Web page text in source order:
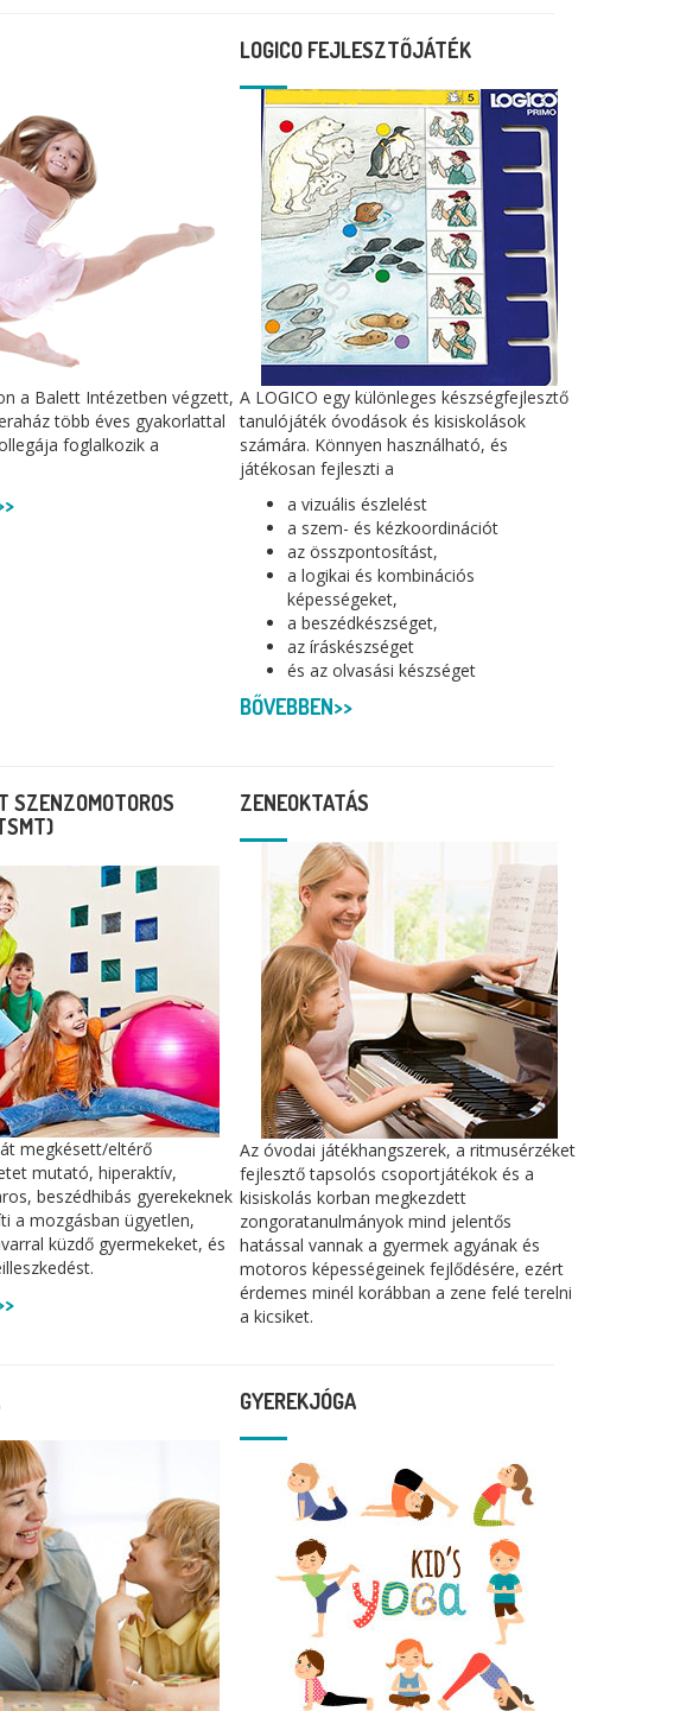
a Balett Intézetben végzett,
több éves gyakorlattal
foglalkozik a
LOGICO FEJLESZTŐJÁTÉK
A LOGICO egy különleges készségfejlesztő
tanulójáték óvodások és kisiskolások
számára. Könnyen használható, és
játékosan fejleszti a
a vizuális észlelést
a szem- és kézkoordinációt
az összpontosítást,
a logikai és kombinációs
képességeket,
a beszédkészséget,
az íráskészséget
és az olvasási készséget
BŐVEBBEN>>
SZENZOMOTOROS
megkésett/eltérő
mutató, hiperaktív,
beszédhibás gyerekeknek
a mozgásban ügyetlen,
küzdő gyermekeket, és
ZENEOKTATÁS
Az óvodai játékhangszerek, a ritmusérzéket
fejlesztő tapsolós csoportjátékok és a
kisiskolás korban megkezdett
zongoratanulmányok mind jelentős
hatással vannak a gyermek agyának és
motoros képességeinek fejlődésére, ezért
érdemes minél korábban a zene felé terelni
a kicsiket.
GYEREKJÓGA